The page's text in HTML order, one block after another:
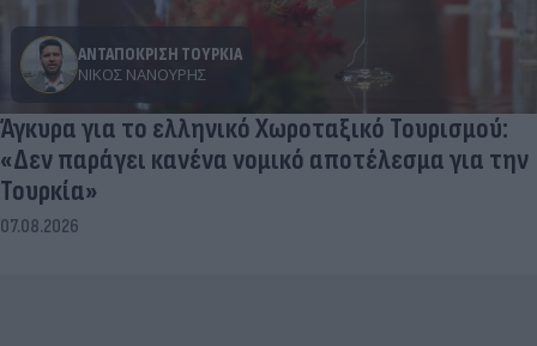
ΑΝΤΑΠΟΚΡΙΣΗ ΤΟΥΡΚΙΑ
ΝΊΚΟΣ ΝΑΝΟΎΡΗΣ
Άγκυρα για το ελληνικό Χωροταξικό Τουρισμού:
«Δεν παράγει κανένα νομικό αποτέλεσμα για την
Τουρκία»
07.08.2026